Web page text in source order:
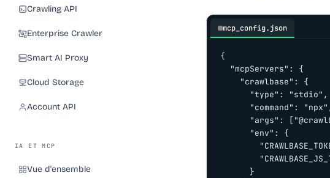
Crawling API
Enterprise Crawler
Smart AI Proxy
Cloud Storage
Account API
IA ET MCP
Vue d'ensemble
mcp_config.json
{
  "mcpServers": {
    "crawlbase": {
      "type": "stdio",
"command":
"args":
      "env": {
      }